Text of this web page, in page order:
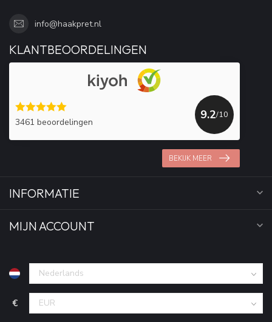
info@haakpret.nl
KLANTBEOORDELINGEN
3461 beoordelingen
9.2/10
BEKIJK MEER
INFORMATIE
MIJN ACCOUNT
€